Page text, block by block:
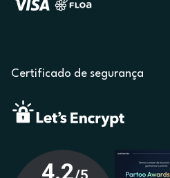
Certificado de segurança